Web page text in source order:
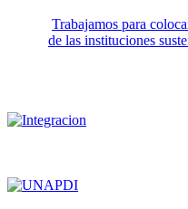
Trabajamos para
de las instituciones